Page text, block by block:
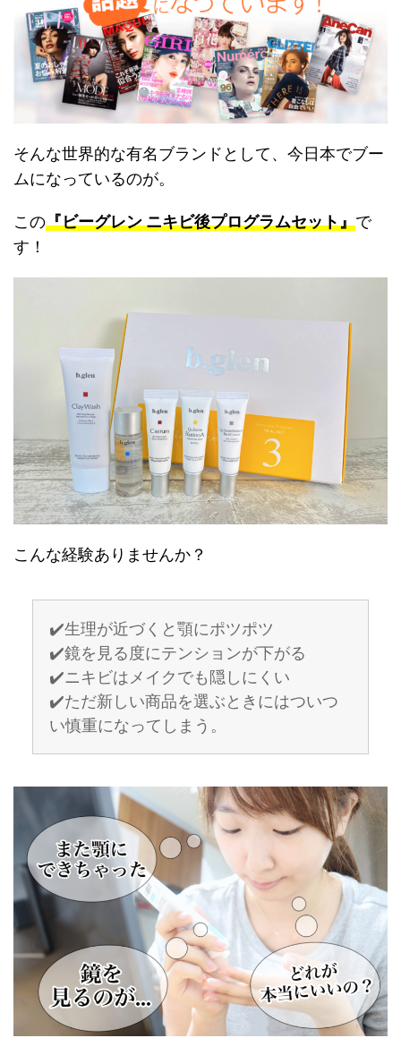
そんな世界的な有名ブランドとして、今日本でブー
ムになっているのが。
この『ビーグレン ニキビ後プログラムセット』で
す！
こんな経験ありませんか？
✔️生理が近づくと顎にポツポツ
✔️鏡を見る度にテンションが下がる
✔️ニキビはメイクでも隠しにくい
✔️ただ新しい商品を選ぶときにはついつ
い慎重になってしまう。